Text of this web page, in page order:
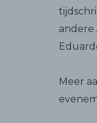
andere
Meer